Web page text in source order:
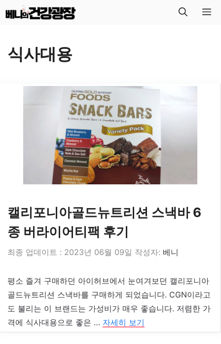
로
메
식사대용
캘리포니아골드뉴트리션 스낵바 6
종 버라이어티팩 후기
2023년 06월 09일 작성자: 베니
평소 즐겨 구매하던 아이허브에서 눈여겨보던 캘리포니아
골드뉴트리션 스낵바를 구매하게 되었습니다. CGN이라고
도 불리는 이 브랜드는 가성비가 매우 좋습니다. 저렴한 가
격에 식사대용으로 좋은 … 자세히 보기